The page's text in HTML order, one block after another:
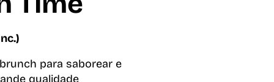
para saborear e
qualidade